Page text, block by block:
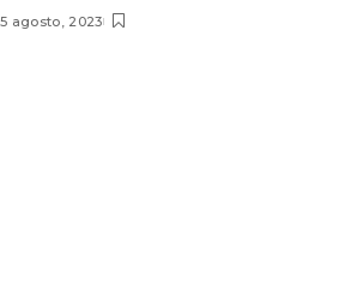
5 agosto, 2023